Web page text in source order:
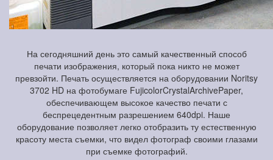
На сегодняшний день это самый качественный способ
печати изображения, который пока никто не может
превзойти. Печать осуществляется на оборудовании Noritsy
3702 HD на фотобумаге FujicolorCrystalArchivePaper,
обеспечивающем высокое качество печати с
беспрецедентным разрешением 640dpi. Наше
оборудование позволяет легко отобразить ту естественную
красоту места съемки, что видел фотограф своими глазами
при съемке фотографий.